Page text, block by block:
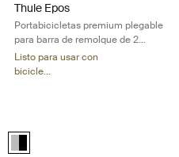
Thule Epos
Portabicicletas premium plegable
para barra de remolque de 2
bicicletas, diseñado para
adaptarse a todo tipo de bicicletas
Listo para usar con
bicicle...
Alu-Black (selected)